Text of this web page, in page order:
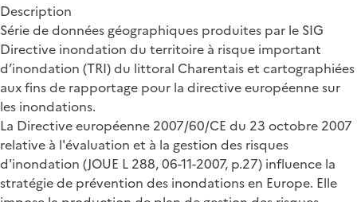
Description
Série de données géographiques produites par le SIG
Directive inondation du territoire à risque important
d’inondation (TRI) du littoral Charentais et cartographiées
aux fins de rapportage pour la directive européenne sur
les inondations.
La Directive européenne 2007/60/CE du 23 octobre 2007
relative à l'évaluation et à la gestion des risques
d'inondation (JOUE L 288, 06-11-2007, p.27) influence la
stratégie de prévention des inondations en Europe. Elle